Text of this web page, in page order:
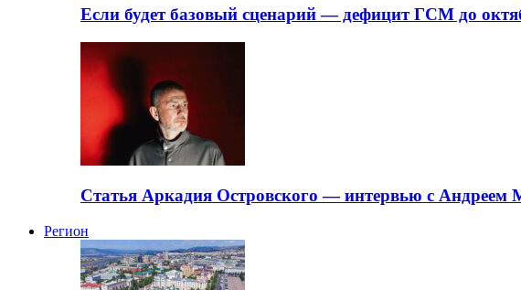
Если будет базовый сценарий — дефицит ГСМ до
Статья Аркадия Островского — интервью с Андреем
Регион